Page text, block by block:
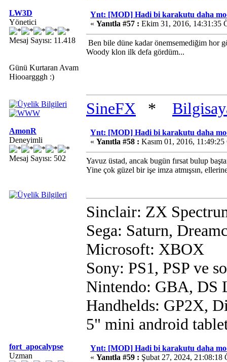
LW3D
Yönetici
Mesaj Sayısı: 11.418
Günü Kurtaran Avam
Hiooargggh :)
Ynt: [MOD] Hadi bi karakutu daha
« Yanıtla #57 : Ekim 31, 2016, 14:31:35
Ben bile düne kadar önemsemediğim hor
Woody klon ilk defa gördüm...
SineFX *
AmonR
Deneyimli
Mesaj Sayısı: 502
Ynt: [MOD] Hadi bi karakutu daha
« Yanıtla #58 : Kasım 01, 2016,
Yavuz üstad, ancak bugün fırsat bulup
Yine çok güzel bir işe imza atmışsın,
Sinclair: ZX
Sega: Saturn,
Microsoft: XBOX
Sony: PS1, PSP ve
Nintendo: GBA, DS
Handhelds: GP2X,
5" mini android
fort_apocalypse
Uzman
Ynt: [MOD] Hadi bi karakutu daha
« Yanıtla #59 : Şubat 27, 2024, 21:08:18